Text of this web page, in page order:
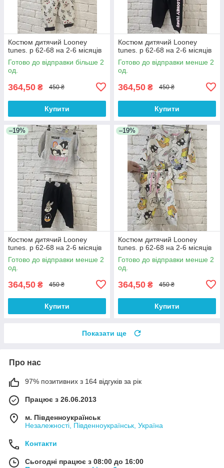
Костюм дитячий Looney
tunes. р 62-68 на 2-6 місяців
Готово до відправки більше 2
од.
364,50 ₴ 450 ₴
Купити
Костюм дитячий Looney
tunes. р 62-68 на 2-6 місяців
Готово до відправки менше 2
од.
364,50 ₴ 450 ₴
Купити
–19%
Костюм дитячий Looney
tunes. р 62-68 на 2-6 місяців
Готово до відправки менше 2
од.
364,50 ₴ 450 ₴
Купити
–19%
Костюм дитячий Looney
tunes. р 62-68 на 2-6 місяців
Готово до відправки менше 2
од.
364,50 ₴ 450 ₴
Купити
Показати ще
Про нас
97% позитивних з 164 відгуків за рік
Працює з 26.06.2013
м. Південноукраїнськ
Незалежності, Південноукраїнськ, Україна
Контакти
Сьогодні працює з 08:00 до 16:00